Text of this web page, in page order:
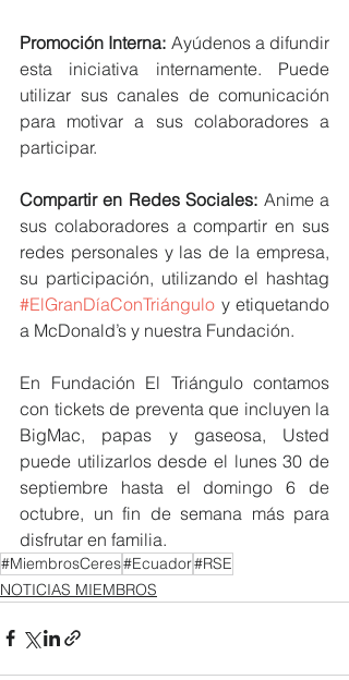
Promoción Interna: Ayúdenos a difundir
esta iniciativa internamente. Puede
utilizar sus canales de comunicación
para motivar a sus colaboradores a
participar.
Compartir en Redes Sociales: Anime a
sus colaboradores a compartir en sus
redes personales y las de la empresa,
#ElGranDíaConTriángulo y etiquetando
a McDonald’s y nuestra Fundación.
En Fundación El Triángulo contamos
con tickets de preventa que incluyen la
BigMac, papas y gaseosa, Usted
puede utilizarlos desde el lunes 30 de
septiembre hasta el domingo 6 de
octubre, un fin de semana más para
disfrutar en familia.
#MiembrosCeres#Ecuador#RSE
NOTICIAS MIEMBROS